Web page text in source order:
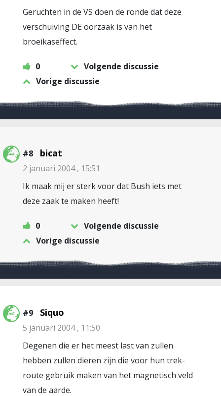
Geruchten in de VS doen de ronde dat deze
verschuiving DE oorzaak is van het
broeikaseffect.
0
Volgende discussie
Vorige discussie
#8 bicat
2 januari 2004 , 15:51
Ik maak mij er sterk voor dat Bush iets met
deze zaak te maken heeft!
0
Volgende discussie
Vorige discussie
#9 Siquo
5 januari 2004 , 11:50
Degenen die er het meest last van zullen
hebben zullen dieren zijn die voor hun trek-
route gebruik maken van het magnetisch veld
van de aarde.